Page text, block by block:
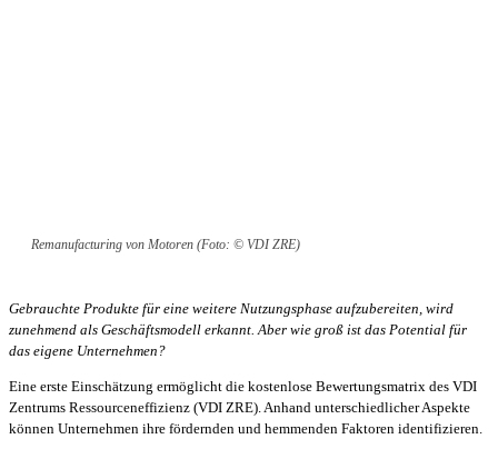
Remanufacturing von Motoren (Foto: © VDI ZRE)
Gebrauchte Produkte für eine weitere Nutzungsphase aufzubereiten, wird
zunehmend als Geschäftsmodell erkannt. Aber wie groß ist das Potential für
das eigene Unternehmen?
Eine erste Einschätzung ermöglicht die kostenlose Bewertungsmatrix des VDI
Zentrums Ressourceneffizienz (VDI ZRE). Anhand unterschiedlicher Aspekte
können Unternehmen ihre fördernden und hemmenden Faktoren identifizieren.